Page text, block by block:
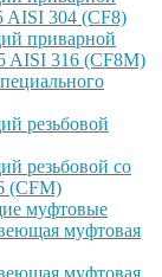
AISI 304 (CF8)
приварной
AISI 316 (CF8M)
резьбовой
резьбовой со
(CFM)
муфтовые
муфтовая
муфтовая